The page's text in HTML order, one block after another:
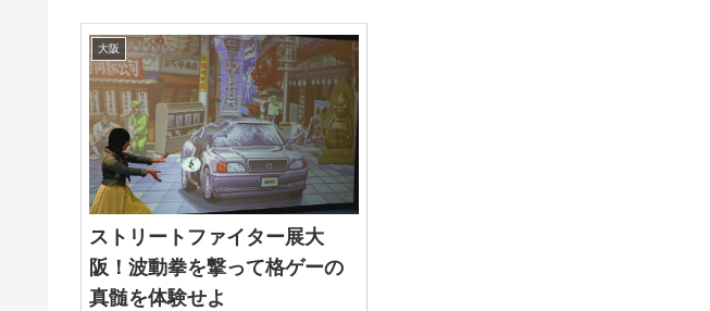
大阪
ストリートファイター展大
阪！波動拳を撃って格ゲーの
真髄を体験せよ